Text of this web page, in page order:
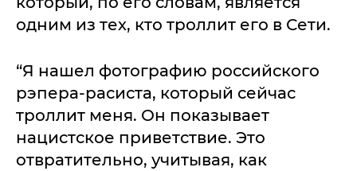
одним из тех, кто троллит его в Сети.
“Я нашел фотографию российского
рэпера-расиста, который сейчас
троллит меня. Он показывает
нацистское приветствие. Это
отвратительно, учитывая, как